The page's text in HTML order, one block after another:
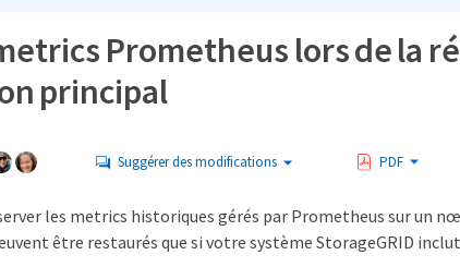
Prometheus lors de la
principal
Suggérer des modifications PDF
les metrics historiques gérés par Prometheus sur un
être restaurés que si votre système StorageGRID